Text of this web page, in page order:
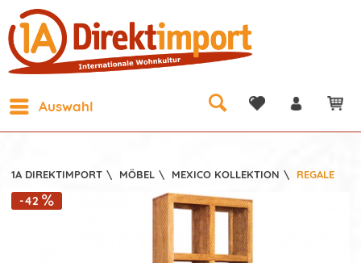
Auswahl
1A DIREKTIMPORT \ MÖBEL \ MEXICO KOLLEKTION \ REGALE
-42